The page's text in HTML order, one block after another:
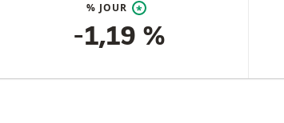
% JOUR *
-1,19 %